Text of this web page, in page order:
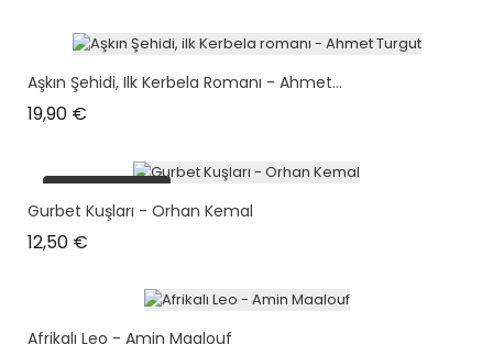
Aşkın Şehidi, Ilk Kerbela Romanı - Ahmet...
19,90 €
plus en stock
Gurbet Kuşları - Orhan Kemal
12,50 €
Afrikalı Leo - Amin Maalouf